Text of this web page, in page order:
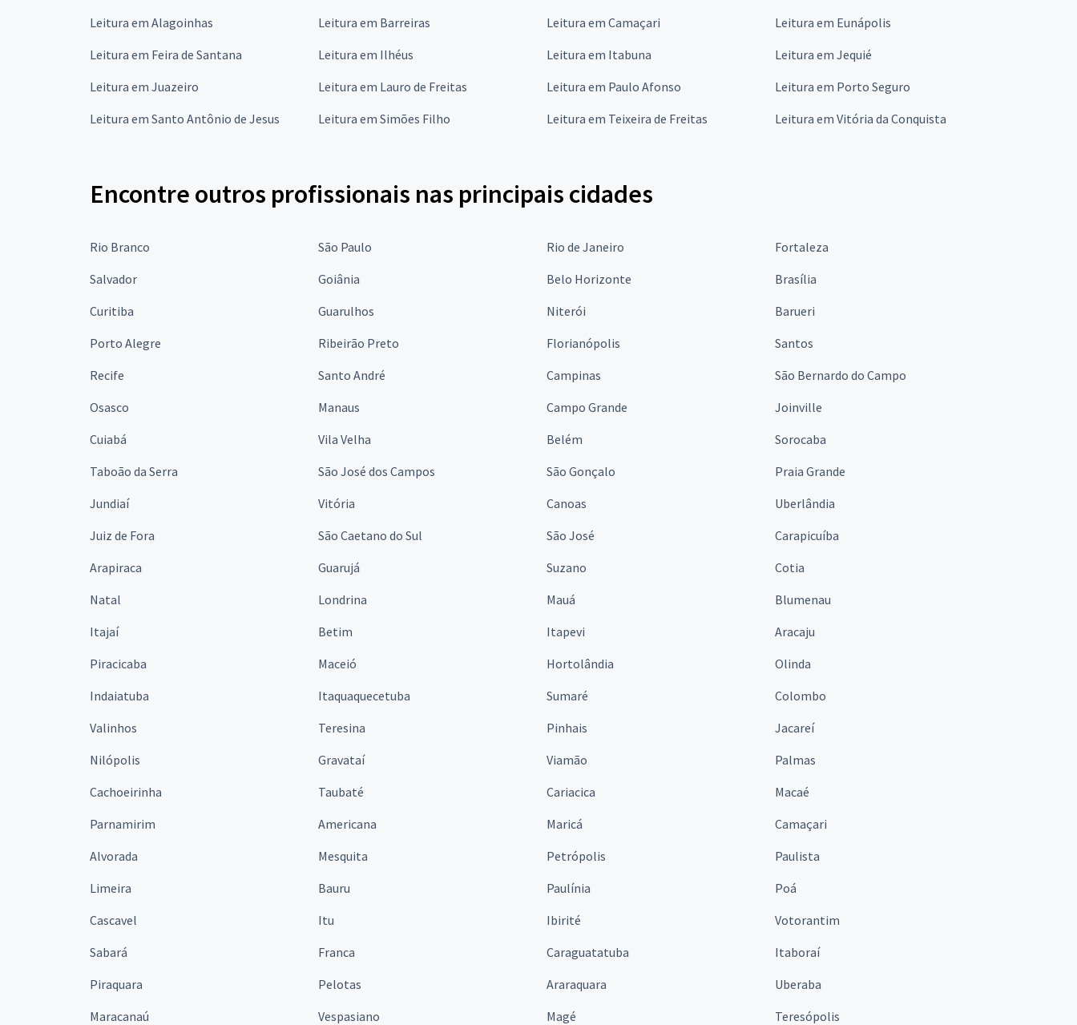
Leitura em Alagoinhas Leitura em Barreiras Leitura em Camaçari
Leitura em Eunápolis
Leitura em Feira de Santana
Leitura em Ilhéus Leitura em Itabuna
Leitura em Jequié
Leitura em Juazeiro
Leitura em Lauro de Freitas Leitura em Paulo Afonso
Leitura em Porto Seguro
Leitura em Santo Antônio de Jesus
Leitura em Simões Filho Leitura em Teixeira de Freitas Leitura em Vitória da Conquista
Encontre outros profissionais nas principais cidades
Rio Branco São Paulo Rio de Janeiro
Fortaleza
Salvador
Goiânia Belo Horizonte
Brasília
Curitiba
Guarulhos Niterói
Barueri
Porto Alegre
Ribeirão Preto Florianópolis
Santos
Recife
Santo André Campinas
São Bernardo do Campo
Osasco
Manaus Campo Grande
Joinville
Cuiabá
Vila Velha Belém
Sorocaba
Taboão da Serra
São José dos Campos São Gonçalo
Praia Grande
Jundiaí
Vitória Canoas
Uberlândia
Juiz de Fora
São Caetano do Sul São José
Carapicuíba
Arapiraca
Guarujá Suzano
Cotia
Natal
Londrina Mauá
Blumenau
Itajaí
Betim Itapevi
Aracaju
Piracicaba
Maceió Hortolândia
Olinda
Indaiatuba
Itaquaquecetuba Sumaré
Colombo
Valinhos
Teresina Pinhais
Jacareí
Nilópolis
Gravataí Viamão
Palmas
Cachoeirinha
Taubaté Cariacica
Macaé
Parnamirim
Americana Maricá
Camaçari
Alvorada
Mesquita Petrópolis
Paulista
Limeira
Bauru Paulínia
Poá
Cascavel
Itu Ibirité
Votorantim
Sabará
Franca Caraguatatuba
Itaboraí
Piraquara
Pelotas Araraquara
Uberaba
Maracanaú
Vespasiano Magé Teresópolis